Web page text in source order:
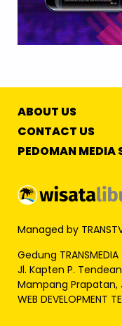
Managed by
Gedung TRANSMEDIA
Jl. Kapten P.
Mampang Prapatan,
WEB DEVELOPMENT
ABOUT US
CONTACT US
PEDOMAN MEDIA